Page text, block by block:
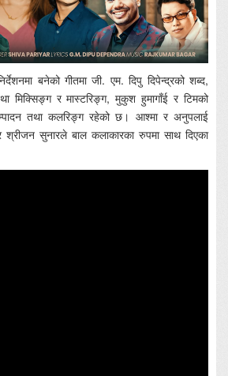
बनेको गीतमा जी. एम. दिपु दिपेन्द्रको शब्द,
मिक्सिङ्ग र मास्टरिङ्ग, मुकुश हुमागाँई र टिमको
तथा कलरिङ्ग रहेको छ। आश्मा र अनुपलाई
श्रीजन सुनारले बाल कलाकारका रुपमा साथ दिएका